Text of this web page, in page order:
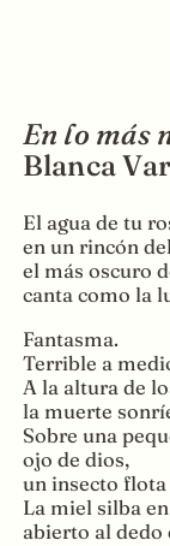
En lo más
Blanca
El agua de tu
en un rincón
el más oscuro
canta como la
Fantasma.
Terrible a
A la altura de
la muerte
Sobre una
ojo de dios,
un insecto
La miel silba
abierto al dedo